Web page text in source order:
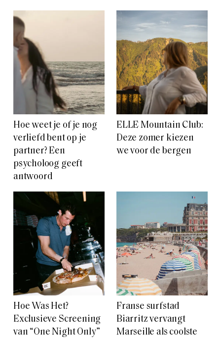
Hoe weet je of je nog
verliefd bent op je
partner? Een
psycholoog geeft
antwoord
ELLE Mountain Club:
Deze zomer kiezen
we voor de bergen
Hoe Was Het?
Exclusieve Screening
van “One Night Only”
Franse surfstad
Biarritz vervangt
Marseille als coolste